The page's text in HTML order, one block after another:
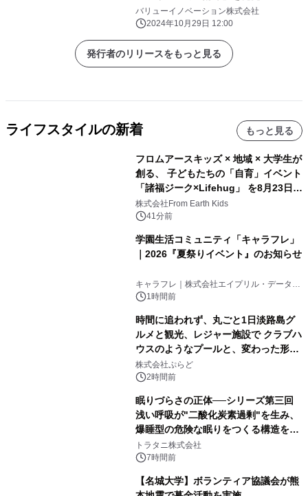
バリューイノベーション株式会社
2024年10月29日 12:00
発行者のリリースをもっと見る
ライフスタイルの新着 もっと見る
フロムアースキッズ × 地域 × 大学生が
創る、 子どもたちの「自育」イベント
「諸福ジーク×Lifehug」 を8月23日
(日)開催
株式会社From Earth Kids
41分前
学園生活コミュニティ「キャラフレ」
｜2026『夏祭りイベント』のお知らせ
キャラフレ｜株式会社エイプリル・データ・
デザインズ
1時間前
時間に追われず、丸ごと1日淡路島グ
ルメと観光、レジャー施設で クラブハ
ウスのようなプールと、変わった形の
サウナも 「THE BOXY AWAJI」のお
得な素泊まり連泊プランで
株式会社ぷらど
2時間前
眠りづらさの正体──シリーズ第三回
浅い呼吸が"二酸化炭素過剰"を生み、
爆睡型の危険な眠りをつくる構造を解
説
トラタニ株式会社
7時間前
【名城大学】ボランティア協議会が熊